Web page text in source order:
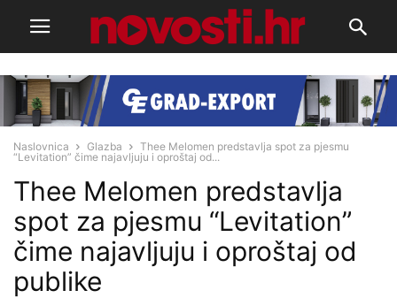
Naslovnica Glazba
Thee Melomen predstavlja spot za pjesmu
“Levitation” čime najavljuju i oproštaj od...
Thee Melomen predstavlja
spot za pjesmu “Levitation”
čime najavljuju i oproštaj od
publike